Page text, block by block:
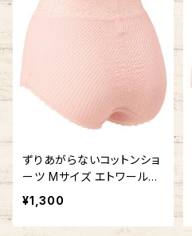
ずりあがらないコットンショ
ーツ Mサイズ エトワール84
1 ウエストレース フルバック
鹿の子編み
¥1,300